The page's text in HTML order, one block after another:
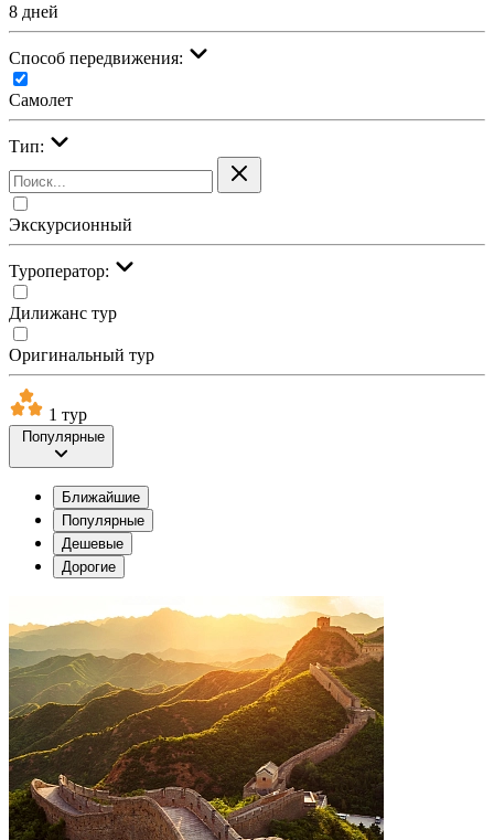
8 дней
Cпособ передвижения:
Самолет
Тип:
Экскурсионный
Туроператор:
Дилижанс тур
Оригинальный тур
1 тур
Популярные
Ближайшие
Популярные
Дешевые
Дорогие